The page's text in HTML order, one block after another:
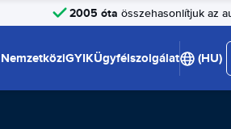
2005 óta összehasonlítjuk az
NemzetköziGYIKÜgyfélszolgálat (HU)